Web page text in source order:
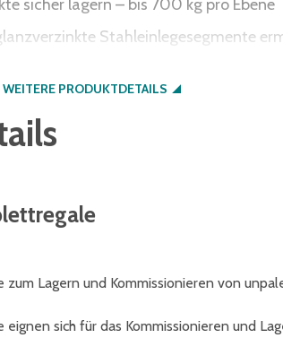
sicher lagern – bis 700 kg pro Ebene
Stahleinlegesegmente
WEITERE PRODUKTDETAILS
Lagern und Kommissionieren von
sich für das Kommissionieren und